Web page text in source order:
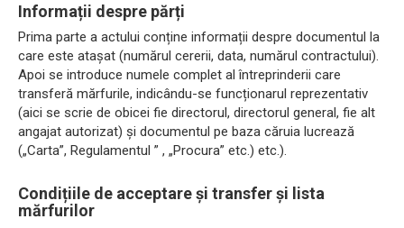
Informații despre părți
Prima parte a actului conține informații despre documentul la
care este atașat (numărul cererii, data, numărul contractului).
Apoi se introduce numele complet al întreprinderii care
transferă mărfurile, indicându-se funcționarul reprezentativ
(aici se scrie de obicei fie directorul, directorul general, fie alt
angajat autorizat) și documentul pe baza căruia lucrează
(„Carta”, Regulamentul ” , „Procura” etc.) etc.).
Condițiile de acceptare și transfer și lista
mărfurilor